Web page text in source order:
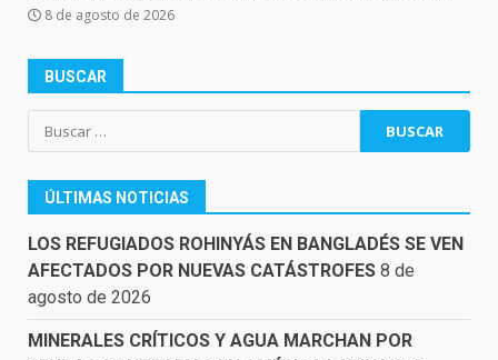
8 de agosto de 2026
BUSCAR
Buscar:
ÚLTIMAS NOTICIAS
LOS REFUGIADOS ROHINYÁS EN BANGLADÉS SE VEN
AFECTADOS POR NUEVAS CATÁSTROFES 8 de
agosto de 2026
MINERALES CRÍTICOS Y AGUA MARCHAN POR